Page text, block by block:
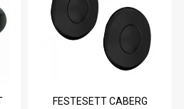
FESTESETT CABERG